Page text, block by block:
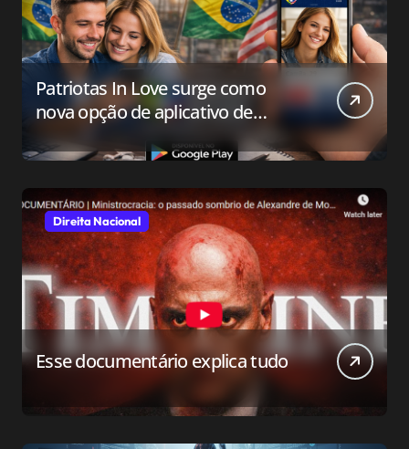
Patriotas In Love surge como
nova opção de aplicativo de
relacionamento para o público
conservador
Direita Nacional
Esse documentário explica tudo